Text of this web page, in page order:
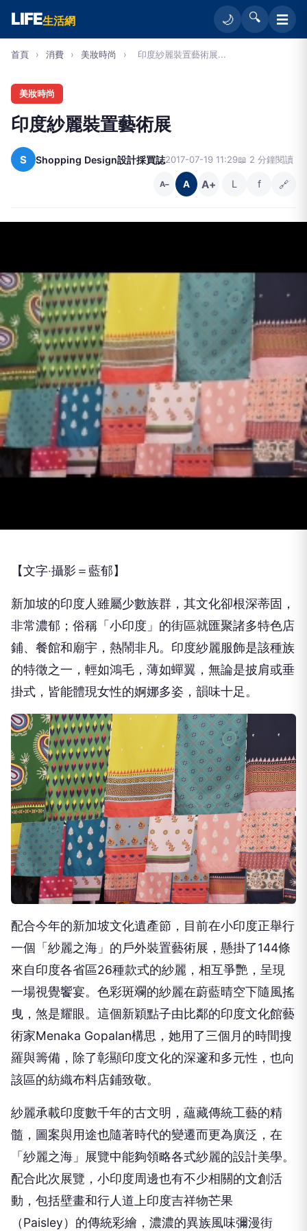
LIFE生活網 🌙 🔍 ☰
首頁 › 消費 › 美妝時尚 › 印度紗麗裝置藝術展...
美妝時尚
印度紗麗裝置藝術展
S Shopping Design設計採買誌2017-07-19 11:29📖 2 分鐘閱讀
A− A A+ L f 🔗
【文字‧攝影＝藍郁】
新加坡的印度人雖屬少數族群，其文化卻根深蒂固，
非常濃郁；俗稱「小印度」的街區就匯聚諸多特色店
鋪、餐館和廟宇，熱鬧非凡。印度紗麗服飾是該種族
的特徵之一，輕如鴻毛，薄如蟬翼，無論是披肩或垂
掛式，皆能體現女性的婀娜多姿，韻味十足。
配合今年的新加坡文化遺產節，目前在小印度正舉行
一個「紗麗之海」的戶外裝置藝術展，懸掛了144條
來自印度各省區26種款式的紗麗，相互爭艷，呈現
一場視覺饗宴。色彩斑斕的紗麗在蔚藍晴空下隨風搖
曳，煞是耀眼。這個新穎點子由比鄰的印度文化館藝
術家Menaka Gopalan構思，她用了三個月的時間搜
羅與籌備，除了彰顯印度文化的深邃和多元性，也向
該區的紡織布料店鋪致敬。
紗麗承載印度數千年的古文明，蘊藏傳統工藝的精
髓，圖案與用途也隨著時代的變遷而更為廣泛，在
「紗麗之海」展覽中能夠領略各式紗麗的設計美學。
配合此次展覽，小印度周邊也有不少相關的文創活
動，包括壁畫和行人道上印度吉祥物芒果
（Paisley）的傳統彩繪，濃濃的異族風味彌漫街